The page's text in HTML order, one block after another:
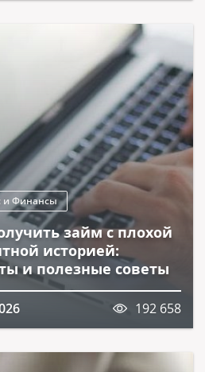
и Финансы
займ с плохой
историей:
и полезные советы
192 658